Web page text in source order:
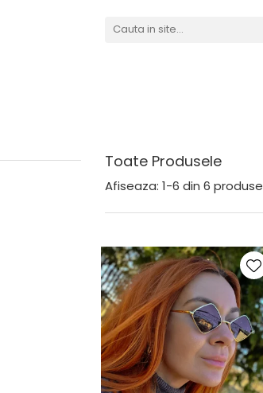
Toate Produsele
Afiseaza: 1-6 din 6 produse